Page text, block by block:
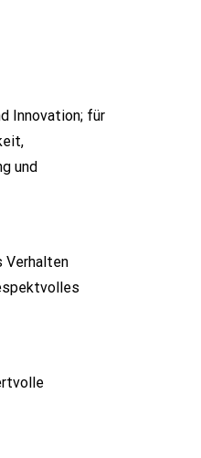
Innovation; für
und
Verhalten